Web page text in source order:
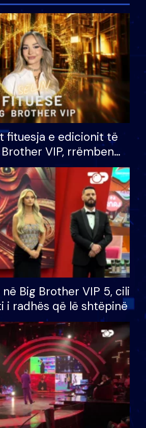
fituesja e edicionit të
VIP, rrëmben
prej 100 mijë eurosh
Big Brother VIP 5, cili
i radhës që lë shtëpinë